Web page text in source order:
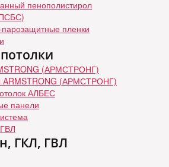
пенополистирол
парозащитные пленки
(АРМСТРОНГ)
ARMSTRONG (АРМСТРОНГ)
АЛБЕС
панели
ГКЛ, ГВЛ